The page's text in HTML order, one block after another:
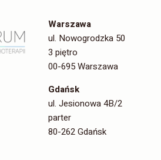
Warszawa
ul. Nowogrodzka 50
3 piętro
00-695 Warszawa
Gdańsk
ul. Jesionowa 4B/2
parter
80-262 Gdańsk